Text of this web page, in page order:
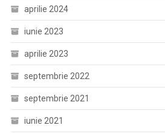
aprilie 2024
iunie 2023
aprilie 2023
septembrie 2022
septembrie 2021
iunie 2021